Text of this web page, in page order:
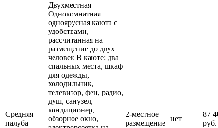
Средняя
палуба
Двухместная
Однокомнатная
одноярусная каюта c
удобствами,
рассчитанная на
размещение до двух
человек В каюте: два
спальных места, шкаф
для одежды,
холодильник,
телевизор, фен, радио,
душ, санузел,
кондиционер,
обзорное окно,
2-местное
размещение
нет
87
руб.